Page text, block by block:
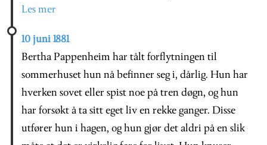
Les mer
10 juni 1881
Bertha Pappenheim har tålt forflytningen til
sommerhuset hun nå befinner seg i, dårlig. Hun har
hverken sovet eller spist noe på tren døgn, og hun
har forsøkt å ta sitt eget liv en rekke ganger. Disse
utfører hun i hagen, og hun gjør det aldri på en slik